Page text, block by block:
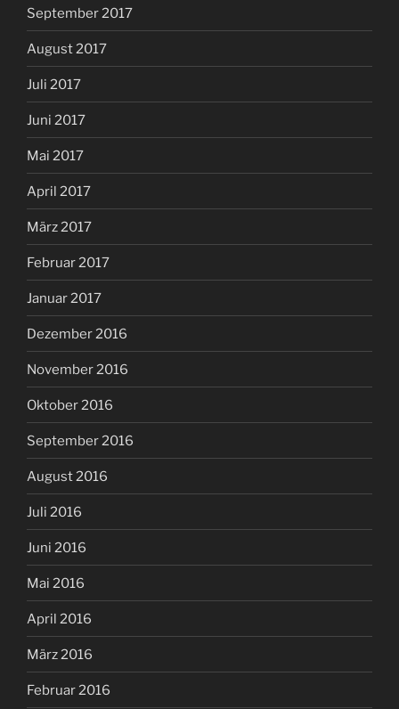
September 2017
August 2017
Juli 2017
Juni 2017
Mai 2017
April 2017
März 2017
Februar 2017
Januar 2017
Dezember 2016
November 2016
Oktober 2016
September 2016
August 2016
Juli 2016
Juni 2016
Mai 2016
April 2016
März 2016
Februar 2016